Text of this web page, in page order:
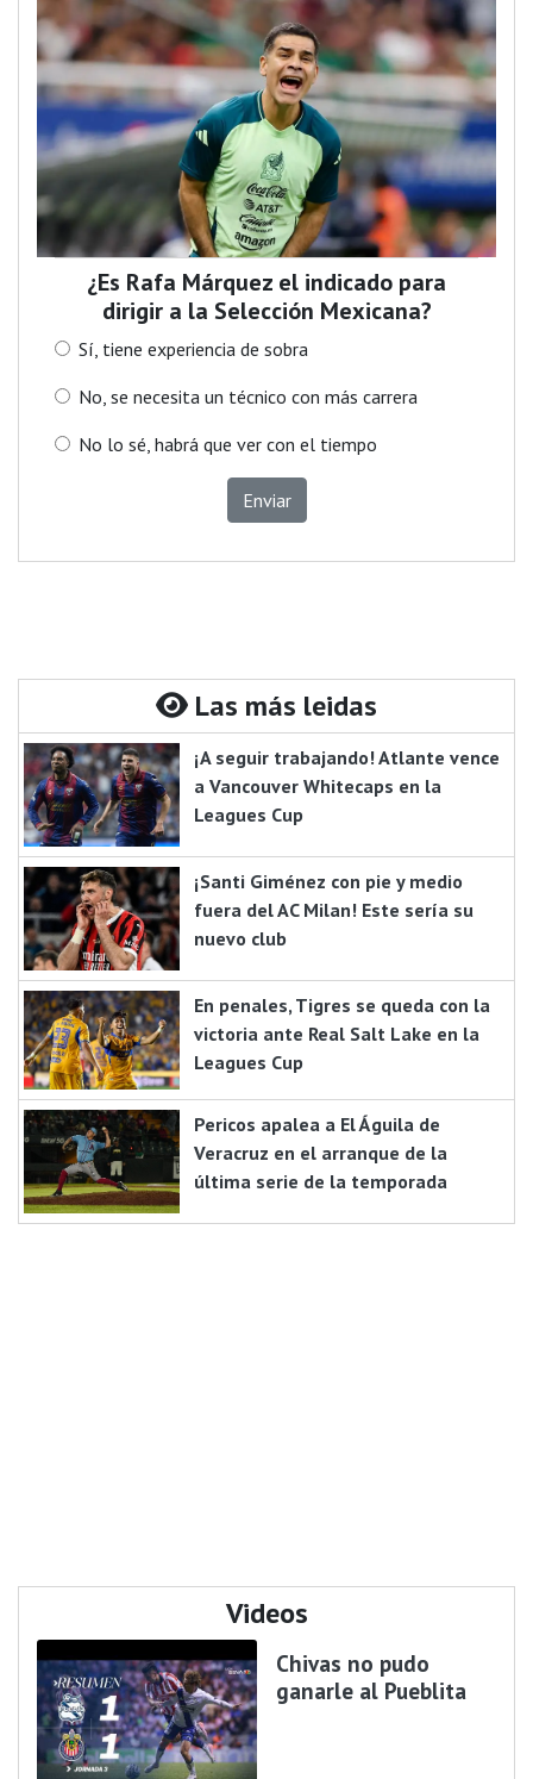
¿Es Rafa Márquez el indicado para
dirigir a la Selección Mexicana?
Sí, tiene experiencia de sobra
No, se necesita un técnico con más carrera
No lo sé, habrá que ver con el tiempo
Enviar
Las más leidas
¡A seguir trabajando! Atlante vence
a Vancouver Whitecaps en la
Leagues Cup
¡Santi Giménez con pie y medio
fuera del AC Milan! Este sería su
nuevo club
En penales, Tigres se queda con la
victoria ante Real Salt Lake en la
Leagues Cup
Pericos apalea a El Águila de
Veracruz en el arranque de la
última serie de la temporada
Videos
Chivas no pudo
ganarle al Pueblita